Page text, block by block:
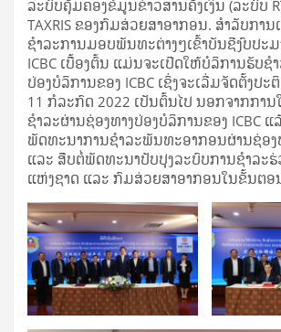
ລະບົບຄຸ້ມຄອງຂໍ້ມູນຂ່າວສານຄັງເງິນ (ລະບົບ
TAXRIS ຂອງກົມສ່ວຍສາອາກອນ. ສຳລັບກາ
ຊຳລະການມອບພັນທະຕ່າງໆເຂົ້າບັນຊີງົບປະ
ICBC ເບື້ອງຕົ້ນ ແມ່ນຈະເປີດໃຫ້ບໍລິການຮັບຊ
ປ່ອງບໍລິການຂອງ ICBC ເຊິ່ງຈະເລີ່ມຈັດຕັ້ງປ
11 ກໍລະກົດ 2022 ເປັນຕົ້ນໄປ ນອກຈາກກາ
ຊຳລະຜ່ານຊ່ອງທາງປ່ອງບໍລິການຂອງ ICBC ແ
ພັດທະນາການຊຳລະພັນທະອາກອນຜ່ານຊ່ອງ
ແລະ ສືບຕໍ່ພັດທະນາປັບປຸງລະບົບການຊຳລະຮ່
ແຫ່ງຊາດ ແລະ ກົມສ່ວຍສາອາກອນໃນຂັ້ນຕອ